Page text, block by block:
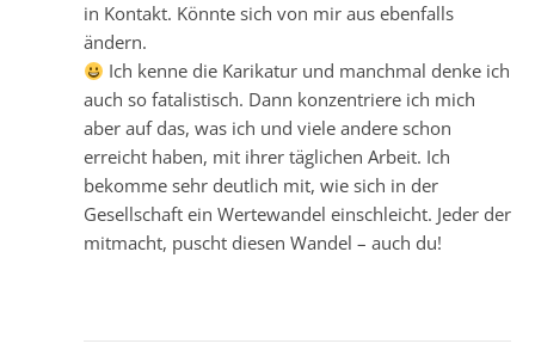
in Kontakt. Könnte sich von mir aus ebenfalls
ändern.
Ich kenne die Karikatur und manchmal denke ich
auch so fatalistisch. Dann konzentriere ich mich
aber auf das, was ich und viele andere schon
erreicht haben, mit ihrer täglichen Arbeit. Ich
bekomme sehr deutlich mit, wie sich in der
Gesellschaft ein Wertewandel einschleicht. Jeder der
mitmacht, puscht diesen Wandel – auch du!